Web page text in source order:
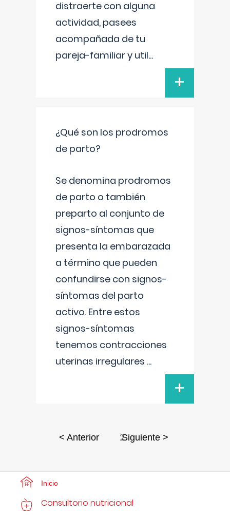
distraerte con alguna
actividad, pasees
acompañada de tu
pareja-familiar y util...
+
¿Qué son los prodromos
de parto?
Se denomina prodromos
de parto o también
preparto al conjunto de
signos-síntomas que
presenta la embarazada
a término que pueden
confundirse con signos-
síntomas del parto
activo. Entre estos
signos-síntomas
tenemos contracciones
uterinas irregulares ...
+
< Anterior 2Siguiente >
Inicio
Consultorio nutricional